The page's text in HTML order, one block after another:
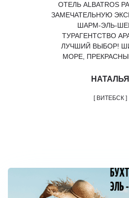
ОТЕЛЬ ALBATROS
ЗАМЕЧАТЕЛЬНУЮ
ШАРМ-ЭЛЬ-
ТУРАГЕНТСТВО
ЛУЧШИЙ ВЫБОР!
МОРЕ,
НАТАЛЬЯ
[ ВИТЕБСК ]